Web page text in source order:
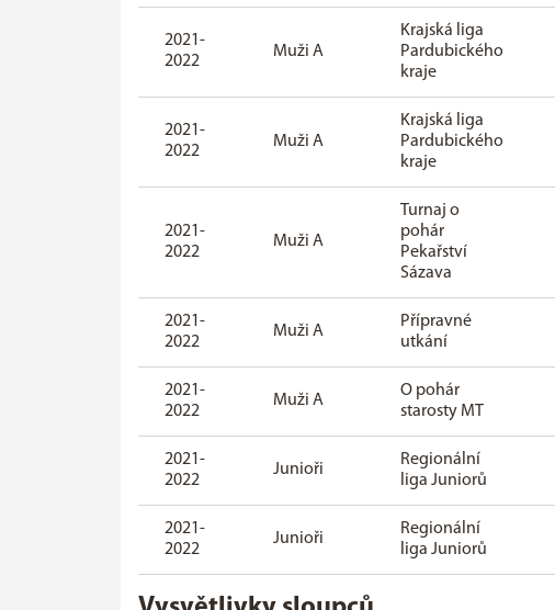
2021-
2022
Muži A
Krajská liga
Pardubického
kraje
2021-
2022
Muži A
Krajská liga
Pardubického
kraje
2021-
2022
Muži A
Turnaj o
pohár
Pekařství
Sázava
2021-
2022
Muži A
Přípravné
utkání
2021-
2022
Muži A
O pohár
starosty MT
2021-
2022
Junioři
Regionální
liga Juniorů
2021-
2022
Junioři
Regionální
liga Juniorů